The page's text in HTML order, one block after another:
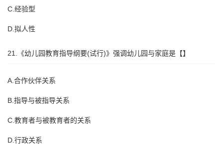
C.经验型
D.拟人性
21.《幼儿园教育指导纲要(试行)》强调幼儿园与家庭是【】
A.合作伙伴关系
B.指导与被指导关系
C.教育者与被教育者的关系
D.行政关系